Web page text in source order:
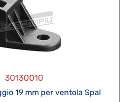
30130010
19 mm per ventola Spal